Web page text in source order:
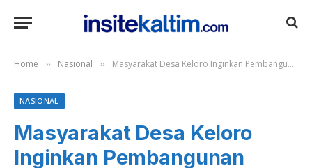
Home » Nasional » Masyarakat Desa Keloro Inginkan Pembangunan Jembatan Sebagai Akses Penghubung
NASIONAL
Masyarakat Desa Keloro
Inginkan Pembangunan